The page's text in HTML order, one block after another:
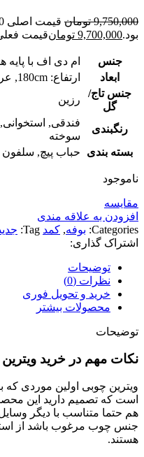
9,750,000 تومان
بود.9,700,000 تومانقیمت فعلی 9,700,000 تومان
جنس
ام دی اف با پایه
ابعاد
ارتفاع: 180cm, عرض:105cm, عمق: 45cm
جنس تاج/
گل
رزین
رنگبندی
فندقی,
سوخته
بسته بندی
حباب پیچ, سلفون
ناموجود
مقایسه
افزودن به علاقه مندی
Categories: بوفه, کمد Tag:
اشتراک گذاری:
توضیحات
نظرات (0)
خرید و تحویل فوری
محصولات بیشتر
توضیحات
نکات مهم در خرید
ویترین چوبی اولین موردی که
است که تصمیم دارید این
هم حتما متناسب با دیگر
جنس چوب مرغوب باشد از
هستند.